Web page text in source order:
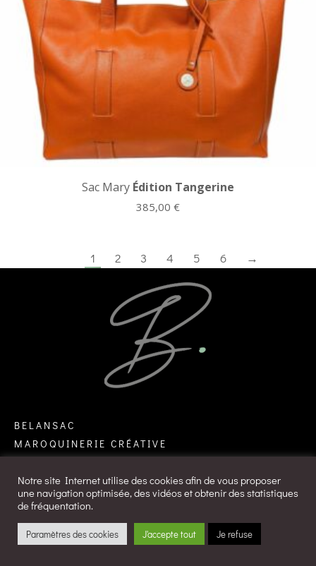
Sac Mary Édition Tangerine
385,00 €
1 2 3 4 5 6 →
BELANSAC
MAROQUINERIE CRÉATIVE
Notre site Internet utilise des cookies afin de vous proposer
une navigation optimisée, des vidéos et obtenir des statistiques
de fréquentation.
Paramètres des cookies J'accepte tout Je refuse